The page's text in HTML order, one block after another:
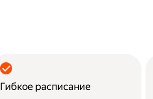
Гибкое расписание